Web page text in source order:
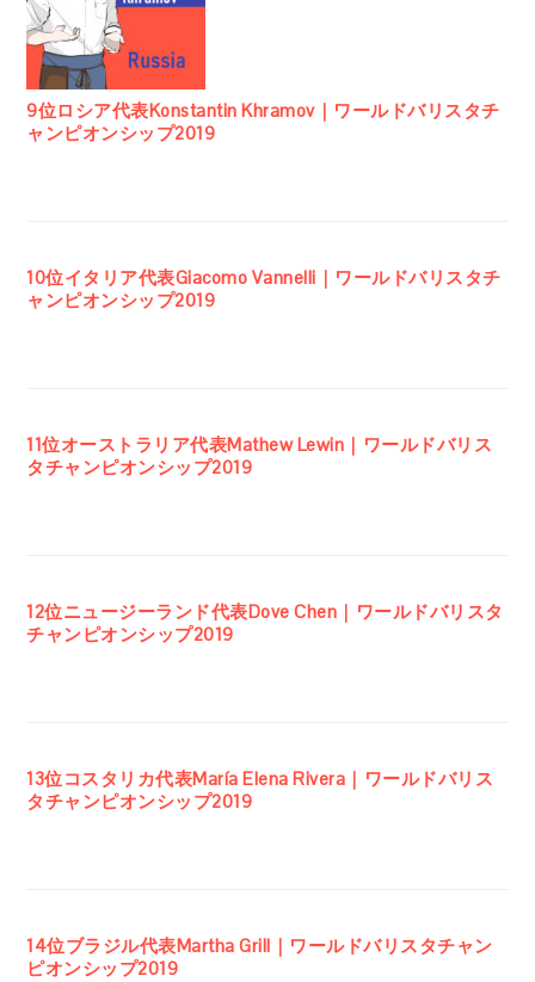
9位ロシア代表Konstantin Khramov｜ワールドバリスタチ
ャンピオンシップ2019
10位イタリア代表Giacomo Vannelli｜ワールドバリスタチ
ャンピオンシップ2019
11位オーストラリア代表Mathew Lewin｜ワールドバリス
タチャンピオンシップ2019
12位ニュージーランド代表Dove Chen｜ワールドバリスタ
チャンピオンシップ2019
13位コスタリカ代表María Elena Rivera｜ワールドバリス
タチャンピオンシップ2019
14位ブラジル代表Martha Grill｜ワールドバリスタチャン
ピオンシップ2019